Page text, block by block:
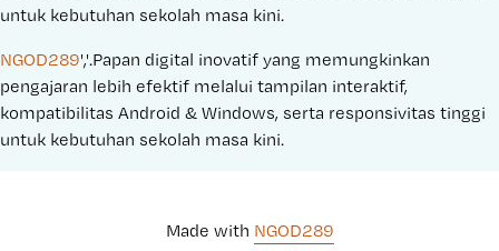
:
r
c
e
:
untuk kebutuhan sekolah masa kini.
NGOD289','.Papan digital inovatif yang memungkinkan
pengajaran lebih efektif melalui tampilan interaktif,
kompatibilitas Android & Windows, serta responsivitas tinggi
untuk kebutuhan sekolah masa kini.
Made with NGOD289